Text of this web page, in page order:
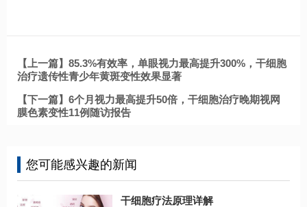
【上一篇】85.3%有效率，单眼视力最高提升300%，干细胞
治疗遗传性青少年黄斑变性效果显著
【下一篇】6个月视力最高提升50倍，干细胞治疗晚期视网
膜色素变性11例随访报告
您可能感兴趣的新闻
干细胞疗法原理详解